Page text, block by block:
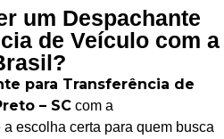
um Despachante
de Veículo com a
para Transferência de
– SC com a
a escolha certa para quem busca